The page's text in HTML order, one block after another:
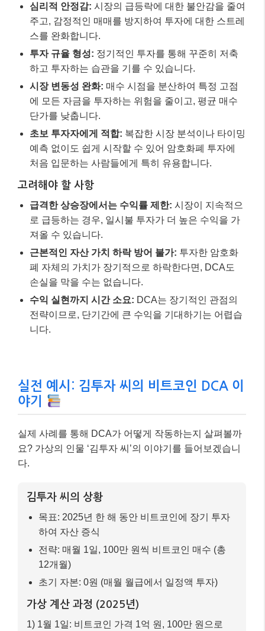
심리적 안정감: 시장의 급등락에 대한 불안감을 줄여
주고, 감정적인 매매를 방지하여 투자에 대한 스트레
스를 완화합니다.
투자 규율 형성: 정기적인 투자를 통해 꾸준히 저축
하고 투자하는 습관을 기를 수 있습니다.
시장 변동성 완화: 매수 시점을 분산하여 특정 고점
에 모든 자금을 투자하는 위험을 줄이고, 평균 매수
단가를 낮춥니다.
초보 투자자에게 적합: 복잡한 시장 분석이나 타이밍
예측 없이도 쉽게 시작할 수 있어 암호화폐 투자에
처음 입문하는 사람들에게 특히 유용합니다.
고려해야 할 사항
급격한 상승장에서는 수익률 제한: 시장이 지속적으
로 급등하는 경우, 일시불 투자가 더 높은 수익을 가
져올 수 있습니다.
근본적인 자산 가치 하락 방어 불가: 투자한 암호화
폐 자체의 가치가 장기적으로 하락한다면, DCA도
손실을 막을 수는 없습니다.
수익 실현까지 시간 소요: DCA는 장기적인 관점의
전략이므로, 단기간에 큰 수익을 기대하기는 어렵습
니다.
실전 예시: 김투자 씨의 비트코인 DCA 이
야기
실제 사례를 통해 DCA가 어떻게 작동하는지 살펴볼까
요? 가상의 인물 ‘김투자 씨’의 이야기를 들어보겠습니